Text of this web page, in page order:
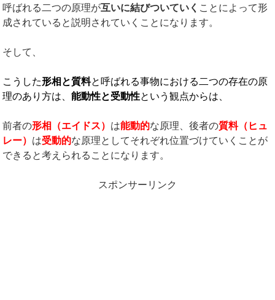
呼ばれる二つの原理が互いに結びついていく ことによって形
成されていると説明されていくことになります。
そして、
こうした形相と質料と呼ばれる事物における二つの存在の原
理のあり方は、能動性と受動性という観点からは、
前者の形相（エイドス） は能動的な原理、後者の質料（ヒュ
レー） は受動的な原理としてそれぞれ位置づけていくことが
できると考えられることになります。
スポンサーリンク